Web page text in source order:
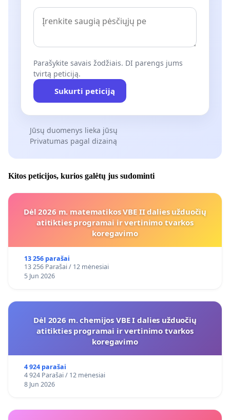
Parašykite savais žodžiais. DI parengs jums
tvirtą peticiją.
Sukurti peticiją
Jūsų duomenys lieka jūsų
Privatumas pagal dizainą
Kitos peticijos, kurios galėtų jus sudominti
Dėl 2026 m. matematikos VBE II dalies užduočių
atitikties programai ir vertinimo tvarkos
koregavimo
13 256 parašai
13 256 Parašai / 12 mėnesiai
5 Jun 2026
Dėl 2026 m. chemijos VBE I dalies užduočių
atitikties programai ir vertinimo tvarkos
koregavimo
4 924 parašai
4 924 Parašai / 12 mėnesiai
8 Jun 2026